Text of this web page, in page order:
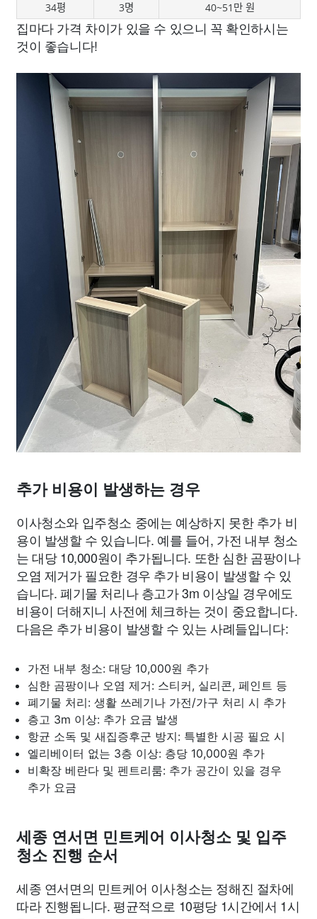
34평
3명 40~51만 원
집마다 가격 차이가 있을 수 있으니 꼭 확인하시는
것이 좋습니다!
추가 비용이 발생하는 경우
이사청소와 입주청소 중에는 예상하지 못한 추가 비
용이 발생할 수 있습니다. 예를 들어, 가전 내부 청소
는 대당 10,000원이 추가됩니다. 또한 심한 곰팡이나
오염 제거가 필요한 경우 추가 비용이 발생할 수 있
습니다. 폐기물 처리나 층고가 3m 이상일 경우에도
비용이 더해지니 사전에 체크하는 것이 중요합니다.
다음은 추가 비용이 발생할 수 있는 사례들입니다:
가전 내부 청소: 대당 10,000원 추가
심한 곰팡이나 오염 제거: 스티커, 실리콘, 페인트 등
폐기물 처리: 생활 쓰레기나 가전/가구 처리 시 추가
층고 3m 이상: 추가 요금 발생
항균 소독 및 새집증후군 방지: 특별한 시공 필요 시
엘리베이터 없는 3층 이상: 층당 10,000원 추가
비확장 베란다 및 펜트리룸: 추가 공간이 있을 경우
추가 요금
세종 연서면 민트케어 이사청소 및 입주
청소 진행 순서
세종 연서면의 민트케어 이사청소는 정해진 절차에
따라 진행됩니다. 평균적으로 10평당 1시간에서 1시